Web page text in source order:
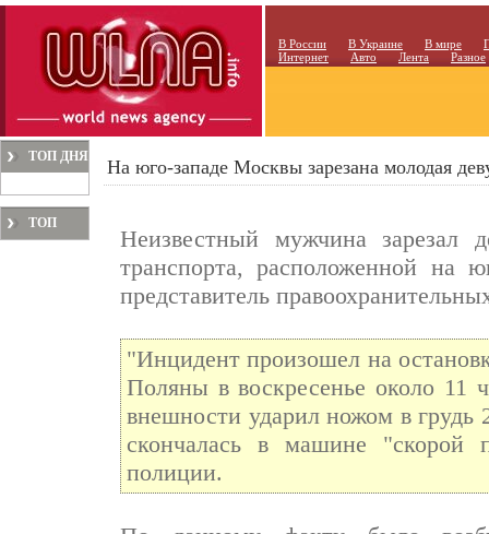
В России В Украине В мире
Интернет
Авто Лента Разное
ТОП ДНЯ
ТОП
На юго-западе Москвы зарезана молодая
Неизвестный мужчина зарезал
транспорта, расположенной на
представитель
"Инцидент произошел на
Поляны в воскресенье около 11
внешности ударил ножом в
скончалась в машине "скорой
полиции.